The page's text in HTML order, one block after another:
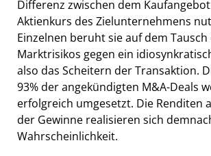
Differenz zwischen dem
Aktienkurs des Zielunternehmens
Einzelnen beruht sie auf dem Tausch
Marktrisikos gegen ein
also das Scheitern der Transaktion.
93% der angekündigten M&A-Deals
erfolgreich umgesetzt. Die Renditen
der Gewinne realisieren sich
Wahrscheinlichkeit.